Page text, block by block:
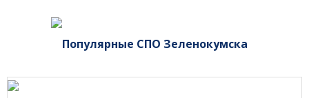
Популярные СПО Зеленокумска